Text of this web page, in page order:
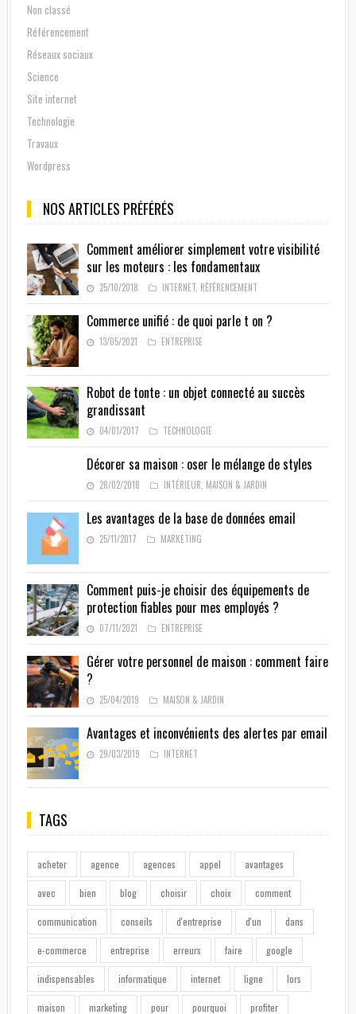
Non classé
Référencement
Réseaux sociaux
Science
Site internet
Technologie
Travaux
Wordpress
NOS ARTICLES PRÉFÉRÉS
Comment améliorer simplement votre visibilité
sur les moteurs : les fondamentaux
25/10/2018 INTERNET, RÉFÉRENCEMENT
Commerce unifié : de quoi parle t on ?
13/05/2021 ENTREPRISE
Robot de tonte : un objet connecté au succès
grandissant
04/01/2017 TECHNOLOGIE
Décorer sa maison : oser le mélange de styles
28/02/2018 INTÉRIEUR, MAISON & JARDIN
Les avantages de la base de données email
25/11/2017 MARKETING
Comment puis-je choisir des équipements de
protection fiables pour mes employés ?
07/11/2021 ENTREPRISE
Gérer votre personnel de maison : comment faire
?
25/04/2019 MAISON & JARDIN
Avantages et inconvénients des alertes par email
29/03/2019 INTERNET
TAGS
acheter agence agences appel avantages
avec bien blog choisir choix comment
communication conseils d'entreprise d'un dans
e-commerce entreprise erreurs faire google
indispensables informatique internet ligne lors
maison marketing pour pourquoi profiter